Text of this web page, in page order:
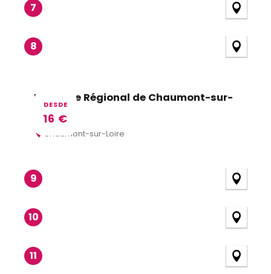
7
8
DESDE
16 €
Domaine Régional de Chaumont-sur-
Loire
Chaumont-sur-Loire
9
10
11